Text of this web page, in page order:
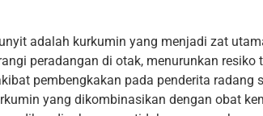
adalah kurkumin yang menjadi zat
peradangan di otak, menurunkan resiko
pembengkakan pada penderita radang
yang dikombinasikan dengan obat